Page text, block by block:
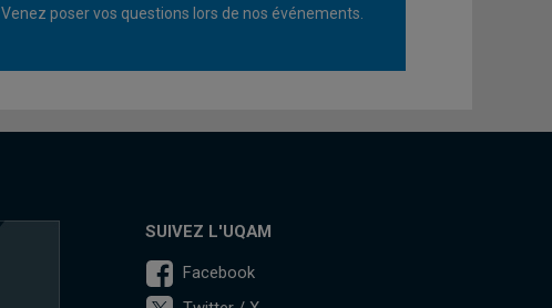
Venez poser vos questions lors de nos événements.
SUIVEZ L'UQAM
Facebook